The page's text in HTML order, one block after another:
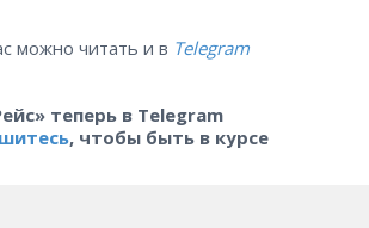
можно читать и в Telegram
теперь в Telegram
, чтобы быть в курсе